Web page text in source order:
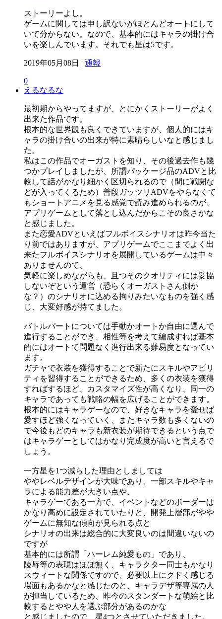
ストーリーよし。
ゲームに関しては申し訳ないがほとんどオートにして
いて分からない。なので、基本的にはキャラの掛け合
いを楽しんでいます。それでも星は5です。
2019年05月08日 | 通報
0
えるなるな
最初期からやってますが、とにかくストーリーがよく
出来た作品です。
根本的な世界観も良くできていますが、個人的にはキ
ャラの掛け合いの出来が特に素晴らしいなと感じまし
た。
私はこの作品でオーガストを知り、その後過去作も幾
つかプレイしましたが、所謂パッケージ品のADVと比
較して話がかなり細かく区切られるので（間に戦闘な
どが入ってくるため）普段ガッツリADVをやらなくて
もショートアニメを見る感覚で読み進められるのが、
アプリゲームとして落とし込んだからこその良さかな
と感じました。
また恋愛ADVといえばフルボイスシナリオは昨今当た
り前ではありますが、アプリゲームでここまでよく出
来たフルボイスシナリオを展開しているゲームは中々
ありませんので、
気軽に楽しめながらも、且つそのクオリティには妥協
しないぞという運営（恐らくオーガストさん側か
な？）のシナリオに込める拘りみたいなものを強く感
じ、大変好感が持てました。
バトルパートについては手動かオートか自由に選んで
進行することができ、相性等を考えて編成すれば基本
的にはオートで問題なく進行出来る難易度となってい
ます。
ガチャで衣装を獲得することで新たにスキルやアビリ
ティを習得することができるため、多くの衣装を獲得
すればするほど、カスタマイズ性が高くなり、同一の
キャラであっても戦略の幅を広げることができます。
根本的にはキャラゲーなので、好きなキャラを愛せば
愛すほど強くなっていく、またキャラ数も多くないの
で今後もどのキャラも新衣装が期待できるという点で
はキャラゲーとしてはかなり完成度が高いと言えるで
しょう。
一方星を1つ減らした理由としましては
ややレベルデザインが大味であり、一部スキルやキャ
ラによる能力差が大きい点や、
キャラゲーである一方で、イベントなどのボーダーは
かなり高めに設定されていたりと、開発上層部がやや
ゲームに無知な傾向が見られる点と
シナリオの出来は総合的に大変良いのは間違いないの
ですが
基本的には所謂「ハーレム純愛もの」であり、
陵辱等の表現はほぼ無く、キャラクター同士もかなり
スウィートな関係ですので、必要以上にクドく感じる
場面もあるかなと感じたのと、キャラデザ等専属の人
が担当しているため、昨今のスタンダートな萌絵と比
較するとやや人を選ぶ部分があるのかな
と感じましたので、星4つとさせていただきました。